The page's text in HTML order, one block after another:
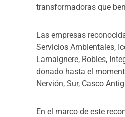
transformadoras que
Las empresas
Servicios Ambientales,
Lamaignere, Robles,
donado hasta el
Nervión, Sur, Casco
En el marco de este